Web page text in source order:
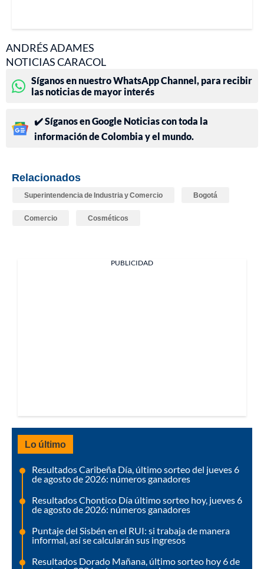
ANDRÉS ADAMES
NOTICIAS CARACOL
Síganos en nuestro WhatsApp Channel, para recibir
las noticias de mayor interés
✔️ Síganos en Google Noticias con toda la
información de Colombia y el mundo.
Relacionados
Superintendencia de Industria y Comercio Bogotá
Comercio Cosméticos
PUBLICIDAD
Lo último
Resultados Caribeña Día, último sorteo del jueves 6
de agosto de 2026: números ganadores
Resultados Chontico Día último sorteo hoy, jueves 6
de agosto de 2026: números ganadores
Puntaje del Sisbén en el RUI: si trabaja de manera
informal, así se calcularán sus ingresos
Resultados Dorado Mañana, último sorteo hoy 6 de